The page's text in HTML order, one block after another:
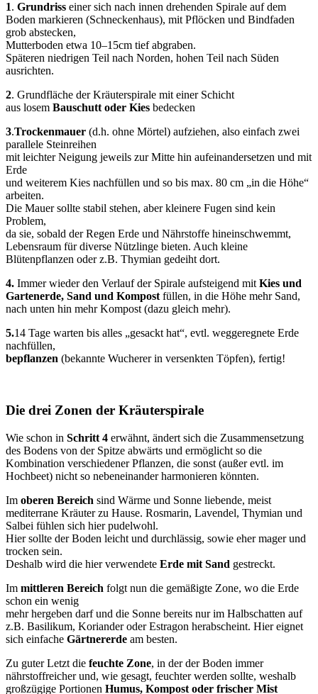
1. Grundriss einer sich nach innen drehenden Spirale auf dem
Boden markieren (Schneckenhaus), mit Pflöcken und Bindfaden
grob abstecken,
Mutterboden etwa 10–15cm tief abgraben.
Späteren niedrigen Teil nach Norden, hohen Teil nach Süden
ausrichten.
2. Grundfläche der Kräuterspirale mit einer Schicht
aus losem Bauschutt oder Kies bedecken
3.Trockenmauer (d.h. ohne Mörtel) aufziehen, also einfach zwei
parallele Steinreihen
mit leichter Neigung jeweils zur Mitte hin aufeinandersetzen und mit
Erde
und weiterem Kies nachfüllen und so bis max. 80 cm „in die Höhe“
arbeiten.
Die Mauer sollte stabil stehen, aber kleinere Fugen sind kein
Problem,
da sie, sobald der Regen Erde und Nährstoffe hineinschwemmt,
Lebensraum für diverse Nützlinge bieten. Auch kleine
Blütenpflanzen oder z.B. Thymian gedeiht dort.
4. Immer wieder den Verlauf der Spirale aufsteigend mit Kies und
Gartenerde, Sand und Kompost füllen, in die Höhe mehr Sand,
nach unten hin mehr Kompost (dazu gleich mehr).
5.14 Tage warten bis alles „gesackt hat“, evtl. weggeregnete Erde
nachfüllen,
bepflanzen (bekannte Wucherer in versenkten Töpfen), fertig!
Die drei Zonen der Kräuterspirale
Wie schon in Schritt 4 erwähnt, ändert sich die Zusammensetzung
des Bodens von der Spitze abwärts und ermöglicht so die
Kombination verschiedener Pflanzen, die sonst (außer evtl. im
Hochbeet) nicht so nebeneinander harmonieren könnten.
Im oberen Bereich sind Wärme und Sonne liebende, meist
mediterrane Kräuter zu Hause. Rosmarin, Lavendel, Thymian und
Salbei fühlen sich hier pudelwohl.
Hier sollte der Boden leicht und durchlässig, sowie eher mager und
trocken sein.
Deshalb wird die hier verwendete Erde mit Sand gestreckt.
Im mittleren Bereich folgt nun die gemäßigte Zone, wo die Erde
schon ein wenig
mehr hergeben darf und die Sonne bereits nur im Halbschatten auf
z.B. Basilikum, Koriander oder Estragon herabscheint. Hier eignet
sich einfache Gärtnererde am besten.
Zu guter Letzt die feuchte Zone, in der der Boden immer
nährstoffreicher und, wie gesagt, feuchter werden sollte, weshalb
großzügige Portionen Humus, Kompost oder frischer Mist